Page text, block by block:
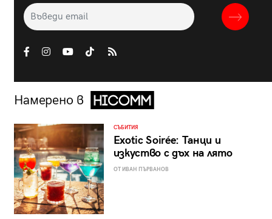
Намерено в
СЪБИТИЯ
Exotic Soirée: Танци и
изкуство с дъх на лято
ОТ ИВАН ПЪРВАНОВ